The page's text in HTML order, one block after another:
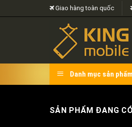
to
Giao hàng toàn quốc
Danh mục sản phẩm
SẢN PHẨM ĐANG